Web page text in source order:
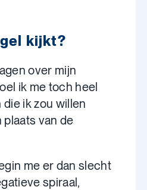
kijkt?
over mijn
ik me toch heel
ik zou willen
plaats van de
me er dan slecht
spiraal,